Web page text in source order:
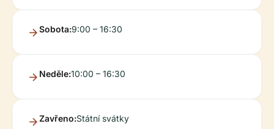
Sobota:9:00 – 16:30
Neděle:10:00 – 16:30
Zavřeno:Státní svátky